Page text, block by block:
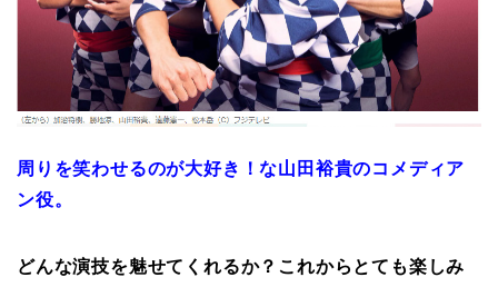
周りを笑わせるのが大好き！な山田裕貴のコメディア
ン役。
どんな演技を魅せてくれるか？これからとても楽しみ